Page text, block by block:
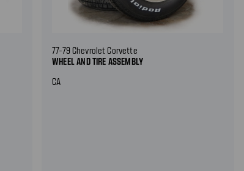
77-79 Chevrolet Corvette
WHEEL AND TIRE ASSEMBLY
CA